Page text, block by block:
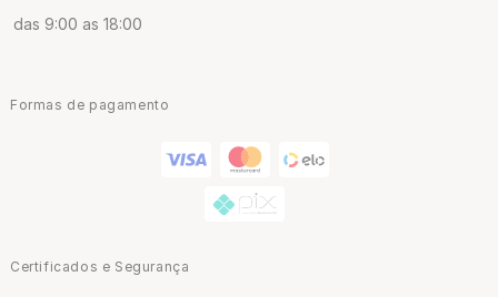
das 9:00 as 18:00
Formas de pagamento
Certificados e Segurança